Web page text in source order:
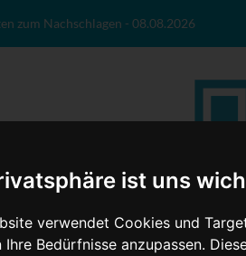
ist uns
verwendet Cookies und
Ihre Bedürfnisse anzupassen.
zum Nachschlagen - 08.08.2026